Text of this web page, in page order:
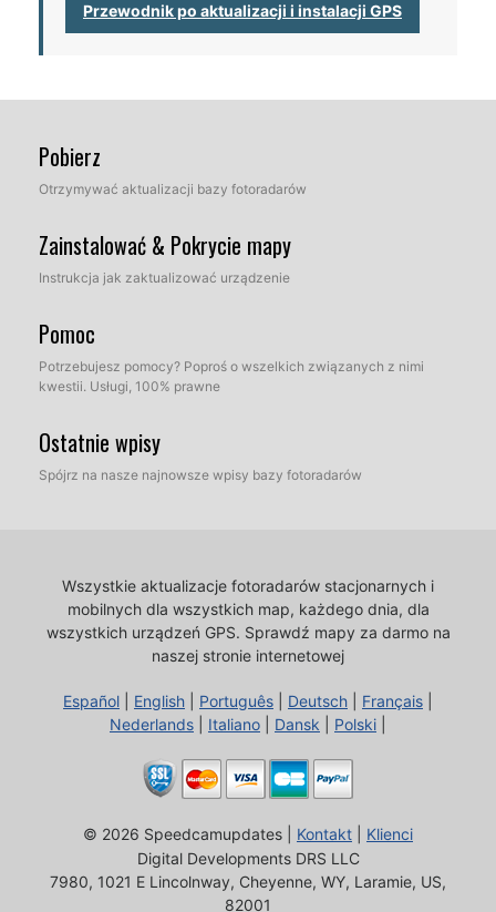
Przewodnik po aktualizacji i instalacji GPS
Pobierz
Otrzymywać aktualizacji bazy fotoradarów
Zainstalować & Pokrycie mapy
Instrukcja jak zaktualizować urządzenie
Pomoc
Potrzebujesz pomocy? Poproś o wszelkich związanych z nimi
kwestii. Usługi, 100% prawne
Ostatnie wpisy
Spójrz na nasze najnowsze wpisy bazy fotoradarów
Wszystkie aktualizacje fotoradarów stacjonarnych i
mobilnych dla wszystkich map, każdego dnia, dla
wszystkich urządzeń GPS. Sprawdź mapy za darmo na
naszej stronie internetowej
Español English Português Deutsch Français
Nederlands
Italiano Dansk Polski
© 2026 Speedcamupdates | Kontakt
Klienci
Digital Developments DRS LLC
7980, 1021 E Lincolnway, Cheyenne, WY, Laramie, US,
82001